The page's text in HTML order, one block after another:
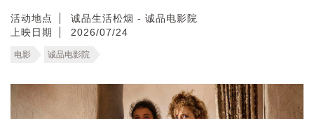
活动地点
诚品生活松烟 - 诚品电影院
上映日期
2026/07/24
电影 诚品电影院